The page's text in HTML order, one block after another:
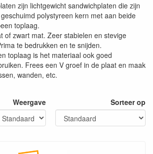
zijn lichtgewicht sandwichplaten die zijn
polystyreen kern met aan beide
toplaag.
of zwart mat. Zeer stabielen en stevige
te bedrukken en te snijden.
toplaag is het materiaal ook goed
Frees een V groef in de plaat en maak
wanden, etc.
Weergave Sorteer op